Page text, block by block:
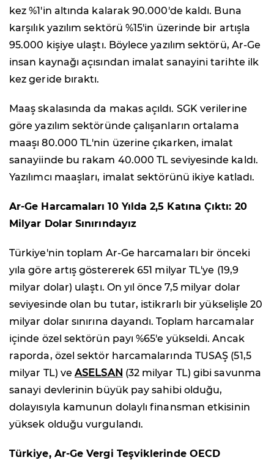
kez %1'in altında kalarak 90.000'de kaldı. Buna
karşılık yazılım sektörü %15'in üzerinde bir artışla
95.000 kişiye ulaştı. Böylece yazılım sektörü, Ar-Ge
insan kaynağı açısından imalat sanayini tarihte ilk
kez geride bıraktı.
Maaş skalasında da makas açıldı. SGK verilerine
göre yazılım sektöründe çalışanların ortalama
maaşı 80.000 TL'nin üzerine çıkarken, imalat
sanayiinde bu rakam 40.000 TL seviyesinde kaldı.
Yazılımcı maaşları, imalat sektörünü ikiye katladı.
Ar-Ge Harcamaları 10 Yılda 2,5 Katına Çıktı: 20
Milyar Dolar Sınırındayız
Türkiye'nin toplam Ar-Ge harcamaları bir önceki
yıla göre artış göstererek 651 milyar TL'ye (19,9
milyar dolar) ulaştı. On yıl önce 7,5 milyar dolar
seviyesinde olan bu tutar, istikrarlı bir yükselişle 20
milyar dolar sınırına dayandı. Toplam harcamalar
içinde özel sektörün payı %65'e yükseldi. Ancak
raporda, özel sektör harcamalarında TUSAŞ (51,5
milyar TL) veASELSAN (32 milyar TL) gibi savunma
sanayi devlerinin büyük pay sahibi olduğu,
dolayısıyla kamunun dolaylı finansman etkisinin
yüksek olduğu vurgulandı.
Türkiye, Ar-Ge Vergi Teşviklerinde OECD